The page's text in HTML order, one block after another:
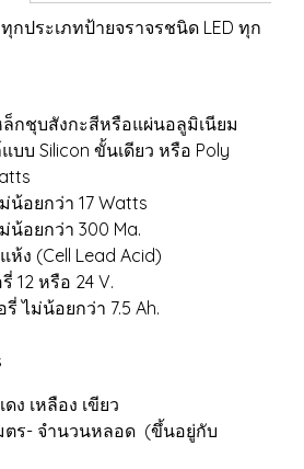
กประเภทป้ายจราจรชนิด LED ทุก
ล็กชุบสังกะสีหรือแผ่นอลูมิเนียม
บบ Silicon ขั้นเดียว หรือ Poly
น้อยกว่า 17 Watts
น้อยกว่า 300 Ma.
ห้ง (Cell Lead Acid)
12 หรือ 24 V.
ไม่น้อยกว่า 7.5 Ah.
ง เหลือง เขียว
ตร- จำนวนหลอด (ขึ้นอยู่กับ